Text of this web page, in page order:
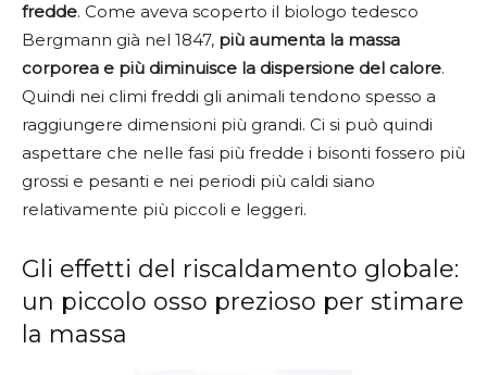
fredde. Come aveva scoperto il biologo tedesco
Bergmann già nel 1847, più aumenta la massa
corporea e più diminuisce la dispersione del calore.
Quindi nei climi freddi gli animali tendono spesso a
raggiungere dimensioni più grandi. Ci si può quindi
aspettare che nelle fasi più fredde i bisonti fossero più
grossi e pesanti e nei periodi più caldi siano
relativamente più piccoli e leggeri.
Gli effetti del riscaldamento globale:
un piccolo osso prezioso per stimare
la massa